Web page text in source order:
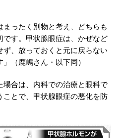
まったく別物と考え、どちらも
です。甲状腺眼症は、かぜなど
、放っておくと元に戻らない
（鹿嶋さん・以下同）
合は、内科での治療と眼科で
とで、甲状腺眼症の悪化を防